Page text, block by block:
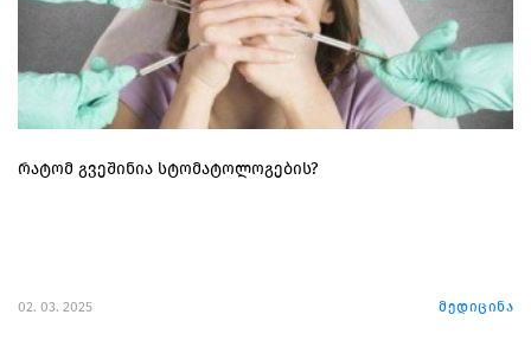
რატომ გვეშინია სტომატოლოგების?
02. 03. 2025 მედიცინა